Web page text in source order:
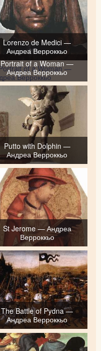
Lorenzo de Medici —
Андреа Верроккьо
Portrait of a Woman —
Андреа Верроккьо
Putto with Dolphin —
Андреа Верроккьо
St Jerome — Андреа
Верроккьо
The Battle of Pydna —
Андреа Верроккьо